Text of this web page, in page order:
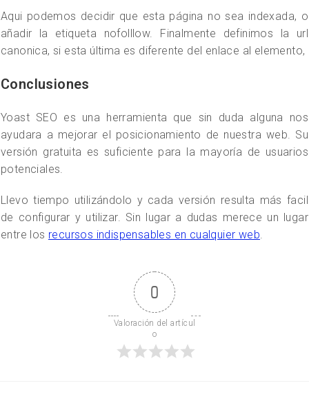
Aqui podemos decidir que esta página no sea indexada, o
añadir la etiqueta nofolllow. Finalmente definimos la url
canonica, si esta última es diferente del enlace al elemento,
Conclusiones
Yoast SEO es una herramienta que sin duda alguna nos
ayudara a mejorar el posicionamiento de nuestra web. Su
versión gratuita es suficiente para la mayoría de usuarios
potenciales.
Llevo tiempo utilizándolo y cada versión resulta más facil
de configurar y utilizar. Sin lugar a dudas merece un lugar
entre los recursos indispensables en cualquier web
0
Valoración del artícul
o